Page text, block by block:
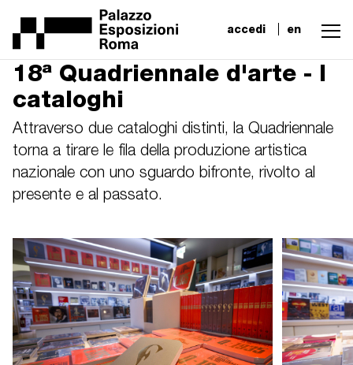
accedi en
18ª Quadriennale d'arte - I
cataloghi
Attraverso due cataloghi distinti, la Quadriennale
torna a tirare le fila della produzione artistica
nazionale con uno sguardo bifronte, rivolto al
presente e al passato.